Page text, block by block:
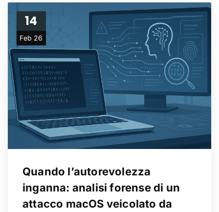
14
Feb 26
Quando l’autorevolezza
inganna: analisi forense di un
attacco macOS veicolato da